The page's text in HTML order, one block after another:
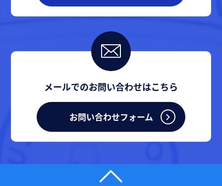
メールでのお問い合わせはこちら
お問い合わせフォーム